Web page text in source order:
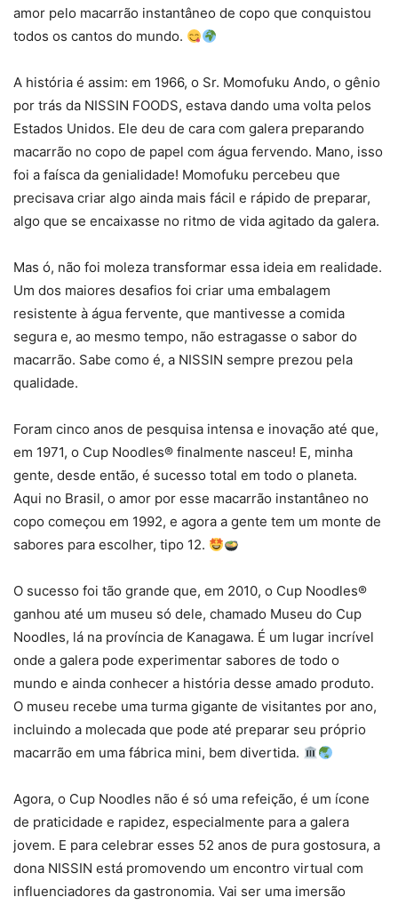
amor pelo macarrão instantâneo de copo que conquistou
todos os cantos do mundo.
A história é assim: em 1966, o Sr. Momofuku Ando, o gênio
por trás da NISSIN FOODS, estava dando uma volta pelos
Estados Unidos. Ele deu de cara com galera preparando
macarrão no copo de papel com água fervendo. Mano, isso
foi a faísca da genialidade! Momofuku percebeu que
precisava criar algo ainda mais fácil e rápido de preparar,
algo que se encaixasse no ritmo de vida agitado da galera.
Mas ó, não foi moleza transformar essa ideia em realidade.
Um dos maiores desafios foi criar uma embalagem
resistente à água fervente, que mantivesse a comida
segura e, ao mesmo tempo, não estragasse o sabor do
macarrão. Sabe como é, a NISSIN sempre prezou pela
qualidade.
Foram cinco anos de pesquisa intensa e inovação até que,
em 1971, o Cup Noodles® finalmente nasceu! E, minha
gente, desde então, é sucesso total em todo o planeta.
Aqui no Brasil, o amor por esse macarrão instantâneo no
copo começou em 1992, e agora a gente tem um monte de
sabores para escolher, tipo 12.
O sucesso foi tão grande que, em 2010, o Cup Noodles®
ganhou até um museu só dele, chamado Museu do Cup
Noodles, lá na província de Kanagawa. É um lugar incrível
onde a galera pode experimentar sabores de todo o
mundo e ainda conhecer a história desse amado produto.
O museu recebe uma turma gigante de visitantes por ano,
incluindo a molecada que pode até preparar seu próprio
macarrão em uma fábrica mini, bem divertida.
Agora, o Cup Noodles não é só uma refeição, é um ícone
de praticidade e rapidez, especialmente para a galera
jovem. E para celebrar esses 52 anos de pura gostosura, a
dona NISSIN está promovendo um encontro virtual com
influenciadores da gastronomia. Vai ser uma imersão